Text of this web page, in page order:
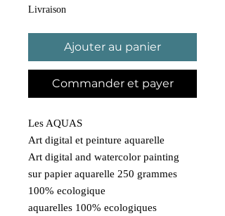
Livraison
Ajouter au panier
Commander et payer
Les AQUAS
Art digital et peinture aquarelle
Art digital and watercolor painting
sur papier aquarelle 250 grammes
100% ecologique
aquarelles 100% ecologiques